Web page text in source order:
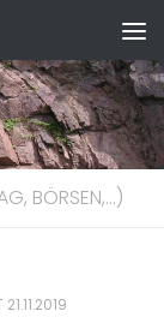
BÖRSEN,…)
21.11.2019